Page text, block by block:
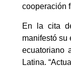
cooperación
En la cita
manifestó su
ecuatoriano
Latina.